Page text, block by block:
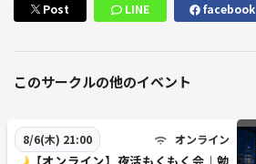
Post LINE facebook
このサークルの他のイベント
8/6(木) 21:00 オンライン